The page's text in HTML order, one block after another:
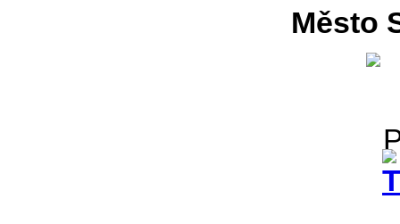
Město